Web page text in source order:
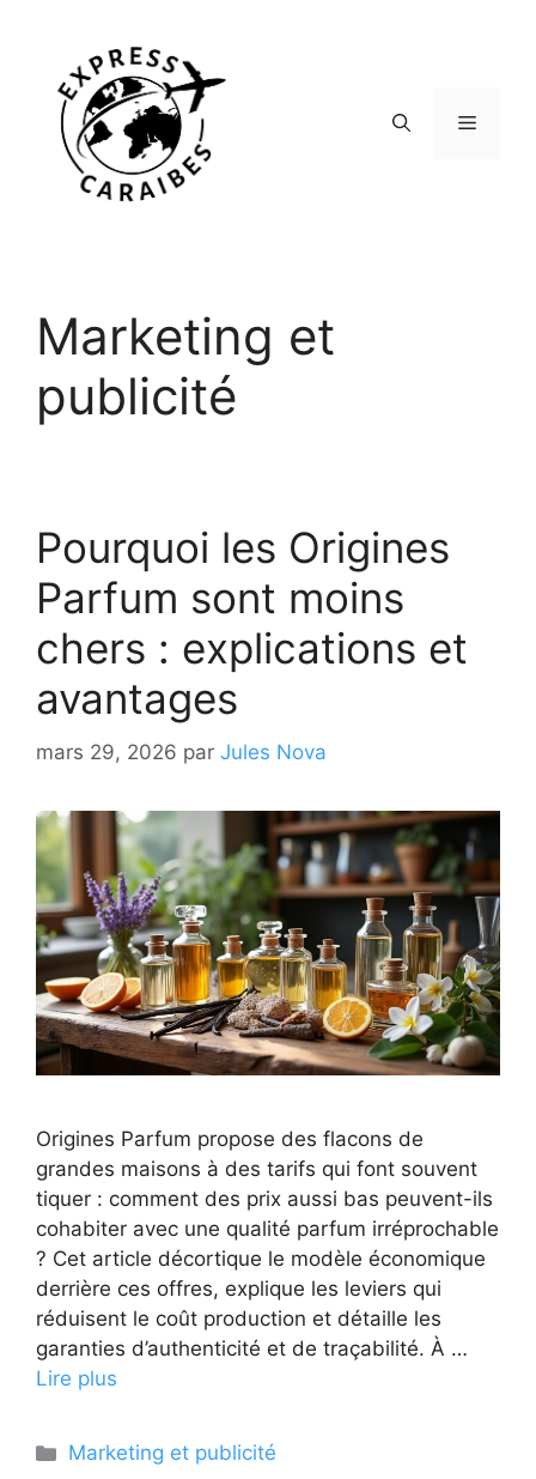
contenu
Menu
Marketing et
publicité
Pourquoi les Origines
Parfum sont moins
chers : explications et
avantages
mars 29, 2026 par Jules Nova
Origines Parfum propose des flacons de
grandes maisons à des tarifs qui font souvent
tiquer : comment des prix aussi bas peuvent-ils
cohabiter avec une qualité parfum irréprochable
? Cet article décortique le modèle économique
derrière ces offres, explique les leviers qui
réduisent le coût production et détaille les
garanties d’authenticité et de traçabilité. À …
Lire plus
Catégories
Marketing et publicité